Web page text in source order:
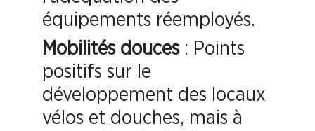
équipements réemployés.
Mobilités douces: Points
positifs sur le
développement des locaux
vélos et douches, mais à